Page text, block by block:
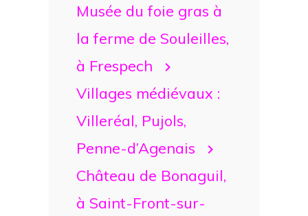
Musée du foie gras à
la ferme de Souleilles,
à Frespech
Villages médiévaux :
Villeréal, Pujols,
Penne-d’Agenais
Château de Bonaguil,
à Saint-Front-sur-